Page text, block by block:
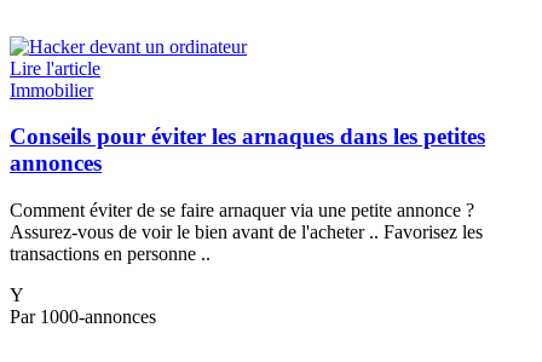
Lire l'article
Immobilier
Conseils pour éviter les arnaques dans les petites
annonces
Comment éviter de se faire arnaquer via une petite annonce ?
Assurez-vous de voir le bien avant de l'acheter .. Favorisez les
transactions en personne ..
Y
Par 1000-annonces